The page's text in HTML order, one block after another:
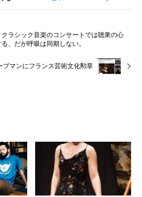
ラシック音楽のコンサートでは聴衆の心
、だが呼吸は同期しない。
プマンにフランス芸術文化勲章